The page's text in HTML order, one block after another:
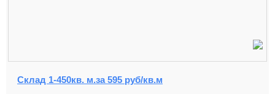
Склад 1-450кв. м.за 595 руб/кв.м